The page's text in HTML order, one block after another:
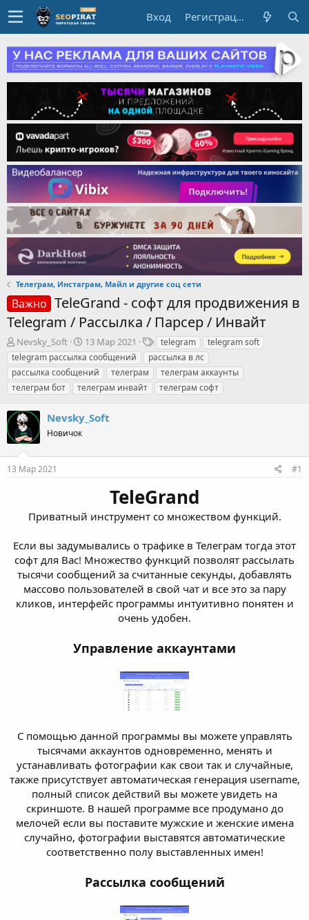
Вход Регистрация
Телеграм, Инстаграм, Майл и другие соц сети
Важно TeleGrand - софт для продвижения в
Telegram / Рассылка / Парсер / Инвайт
А
в
т
о
р
е
м
ы
Nevsky_Soft
Д
а
т
а
н
ч
13 Мар 2021
Т
е
г
и
telegram
telegram soft
telegram рассылка сообщений
рассылка в лс
рассылка сообщений
телеграм
телеграм аккаунты
телеграм бот
телеграм инвайт телеграм софт
Nevsky_Soft
Новичок
13 Мар 2021 #1
TeleGrand
Приватный инструмент со множеством функций.
Если вы задумывались о трафике в Телеграм тогда этот
софт для Вас! Множество функций позволят рассылать
тысячи сообщений за считанные секунды, добавлять
массово пользователей в свой чат и все это за пару
кликов, интерфейс программы интуитивно понятен и
очень удобен.
Управление аккаунтами
С помощью данной программы вы можете управлять
тысячами аккаунтов одновременно, менять и
устанавливать фотографии как свои так и случайные,
также присутствует автоматическая генерация username,
полный список действий вы можете увидеть на
скриншоте. В нашей программе все продумано до
мелочей если вы поставите мужские и женские имена
случайно, фотографии выставятся автоматические
соответственно полу выставленных имен!
Рассылка сообщений